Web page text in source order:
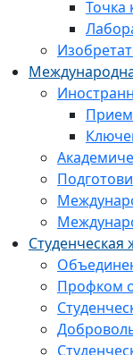
Точка
Студенческая
Профком